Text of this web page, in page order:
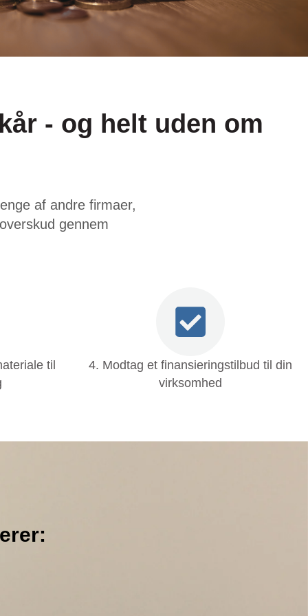
- og helt uden om
af andre firmaer,
gennem
til
4. Modtag et finansieringstilbud til din
virksomhed